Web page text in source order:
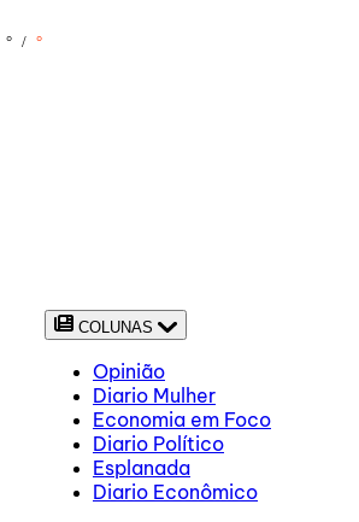
° / °
COLUNAS
Opinião
Diario Mulher
Economia em Foco
Diario Político
Esplanada
Diario Econômico